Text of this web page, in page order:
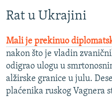
Rat u Ukrajini
Mali je prekinuo
nakon što je vladin
odigrao ulogu u
alžirske granice u julu.
plaćenika ruskog Vagnera